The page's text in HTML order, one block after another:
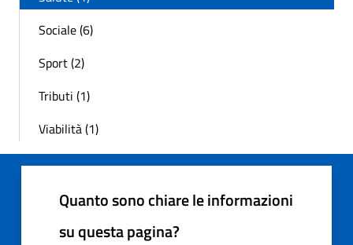
Sociale (6)
Sport (2)
Tributi (1)
Viabilità (1)
Quanto sono chiare le informazioni
su questa pagina?